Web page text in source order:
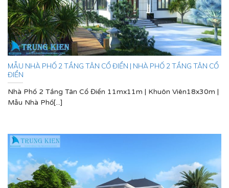
MẪU NHÀ PHỐ 2 TẦNG TÂN CỔ ĐIỂN | NHÀ PHỐ 2 TẦNG TÂN CỔ
ĐIỂN
Nhà Phố 2 Tầng Tân Cổ Điển 11mx11m | Khuôn Viên18x30m |
Mẫu Nhà Phố[...]